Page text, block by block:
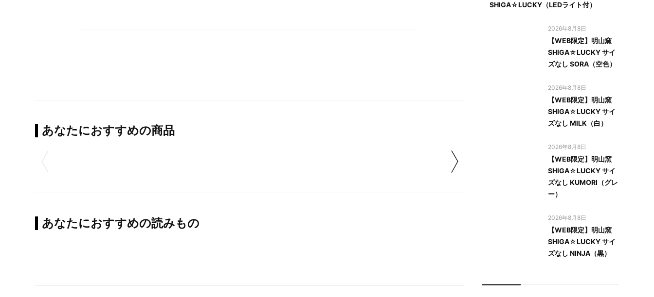
あなたにおすすめの商品
あなたにおすすめの読みもの
SHIGA☆LUCKY（LEDライト付）
2026年8月8日
【WEB限定】明山窯
SHIGA☆LUCKY サイ
ズなし SORA（空色）
2026年8月8日
【WEB限定】明山窯
SHIGA☆LUCKY サイ
ズなし MILK（白）
2026年8月8日
【WEB限定】明山窯
SHIGA☆LUCKY サイ
ズなし KUMORI（グレ
ー）
2026年8月8日
【WEB限定】明山窯
SHIGA☆LUCKY サイ
ズなし NINJA（黒）